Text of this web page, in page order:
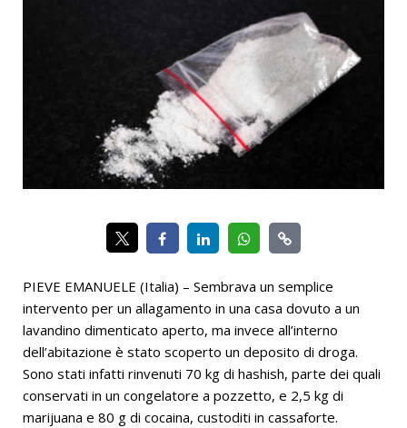
PIEVE EMANUELE (Italia) – Sembrava un semplice
intervento per un allagamento in una casa dovuto a un
lavandino dimenticato aperto, ma invece all’interno
dell’abitazione è stato scoperto un deposito di droga.
Sono stati infatti rinvenuti 70 kg di hashish, parte dei quali
conservati in un congelatore a pozzetto, e 2,5 kg di
marijuana e 80 g di cocaina, custoditi in cassaforte.